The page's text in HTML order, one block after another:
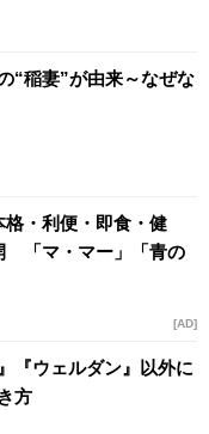
“稲妻”が由来～なぜな
格・利便・即食・健
「マ・マー」「青の
AD
『ウェルダン』以外に
方